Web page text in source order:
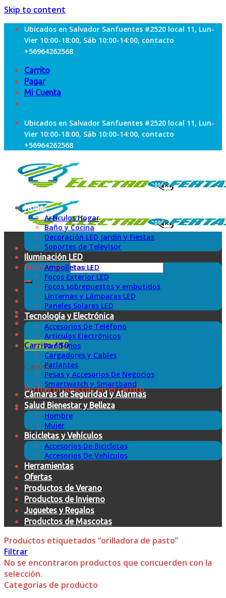
Skip to content
Ubicados en Salvador Sanfuentes #2520 local 11, Lun-
Vier 10:00-18:00, Sáb 10:00-14:00, contacto
+56964262568
Carrito
Pagar
Mi Cuenta
Ubicados en Salvador Sanfuentes #2520 local 11, Lun-
Vier 10:00-18:00, Sáb 10:00-14:00, contacto
+56964262568
Buscar por:
Carrito /$0
Carrito
No hay productos en el carrito.
Hogar
Articulos Hogar
Baño y Cocina
Decoración LED Jardín y Fiestas
Soportes de Televisor
Iluminación LED
Ampolletas LED
Focos Exterior LED
Focos sobrepuestos y embutidos
Linternas y Lámparas LED
Paneles Solares LED
Tecnología y Electrónica
Accesorios De Teléfono
Artículos Electrónicos
Audífonos
Cargadores y Cables
Parlantes
Pesas y Accesorios De Negocios
Smartwatch y Smartband
Cámaras de Seguridad y Alarmas
Salud Bienestar y Belleza
Hombre
Mujer
Bicicletas y Vehículos
Accesorios De Bicicletas
Accesorios De Vehículos
Herramientas
Ofertas
Productos de Verano
Productos de Invierno
Juguetes y Regalos
Productos de Mascotas
Productos etiquetados “orilladora de pasto”
Filtrar
No se encontraron productos que concuerden con la
selección.
Categorías de producto